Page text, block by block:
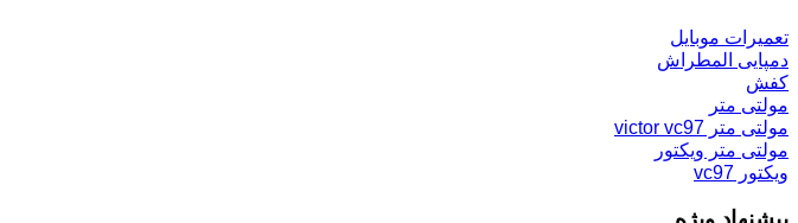
تعمیرات موبایل
دمپایی المطراش
کفش
مولتی متر
مولتی متر victor vc97
مولتی متر ویکتور
ویکتور vc97